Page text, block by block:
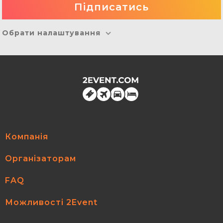
Обрати налаштування
Компанія
Організаторам
FAQ
Можливості 2Event